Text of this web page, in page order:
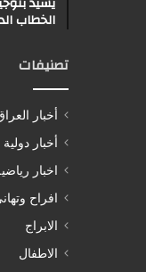
الخطاب
تصنيفات
أخبار
أخبار دولية
اخبار
افراح
الابراج
الاطفال